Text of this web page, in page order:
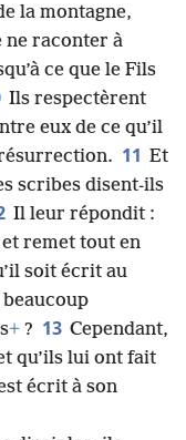
la montagne,
ne raconter à
ce que le Fils
Ils respectèrent
eux de ce qu’il
11 Et
scribes disent-ils
Il leur répondit :
remet tout en
soit écrit au
beaucoup
+ ? 13 Cependant,
qu’ils lui ont fait
écrit à son